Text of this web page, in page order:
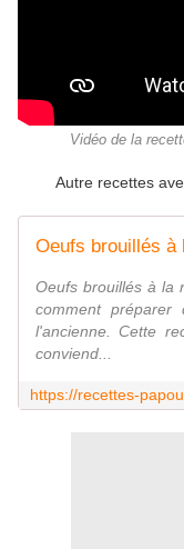
Vidéo de la
Autre recettes
Oeufs brouillés à la
comment
l'ancienne. Cette
conviend...